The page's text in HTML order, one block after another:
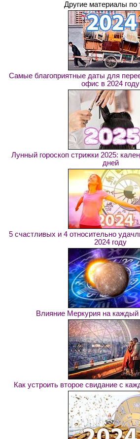
Другие материалы по
Самые благоприятные даты для
офис в 2024 году
Лунный гороскоп стрижки 2025:
дней
5 счастливых и 4 относительно
2024 году
Влияние Меркурия на каждый
Как устроить второе свидание с